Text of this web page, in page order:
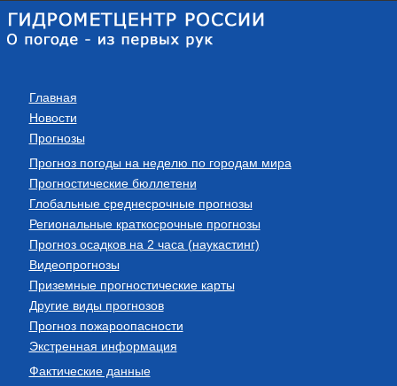
Главная
Новости
Прогнозы
Прогноз погоды на неделю по городам мира
Прогностические бюллетени
Глобальные среднесрочные прогнозы
Региональные краткосрочные прогнозы
Прогноз осадков на 2 часа (наукастинг)
Видеопрогнозы
Приземные прогностические карты
Другие виды прогнозов
Прогноз пожароопасности
Экстренная информация
Фактические данные